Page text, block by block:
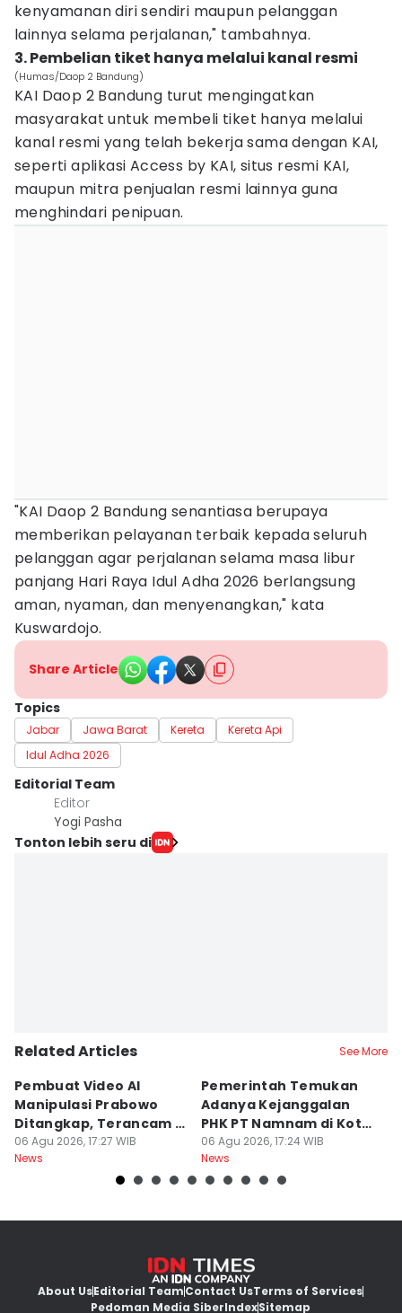
kenyamanan diri sendiri maupun pelanggan
lainnya selama perjalanan," tambahnya.
3. Pembelian tiket hanya melalui kanal resmi
(Humas/Daop 2 Bandung)
KAI Daop 2 Bandung turut mengingatkan
masyarakat untuk membeli tiket hanya melalui
kanal resmi yang telah bekerja sama dengan KAI,
seperti aplikasi Access by KAI, situs resmi KAI,
maupun mitra penjualan resmi lainnya guna
menghindari penipuan.
"KAI Daop 2 Bandung senantiasa berupaya
memberikan pelayanan terbaik kepada seluruh
pelanggan agar perjalanan selama masa libur
panjang Hari Raya Idul Adha 2026 berlangsung
aman, nyaman, dan menyenangkan," kata
Kuswardojo.
Share Article
Topics
Jabar Jawa Barat Kereta
Kereta Api
Idul Adha 2026
Editorial Team
Editor
Yogi Pasha
Tonton lebih seru di
Related Articles See More
Pembuat Video AI
Manipulasi Prabowo
Ditangkap, Terancam 12
Tahun Bui
06 Agu 2026, 17:27 WIB
News
Pemerintah Temukan
Adanya Kejanggalan
PHK PT Namnam di Kota
Cimahi
06 Agu 2026, 17:24 WIB
News
About UsEditorial TeamContact UsTerms of Services
Pedoman Media SiberIndexSitemap